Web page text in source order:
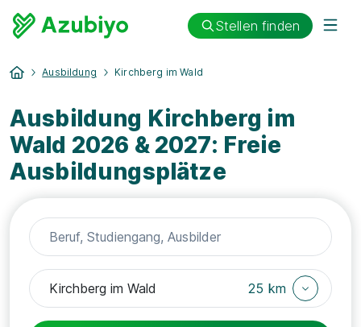
Stellen finden
Ausbildung Kirchberg im Wald
Ausbildung Kirchberg im
Wald 2026 & 2027: Freie
Ausbildungsplätze
25 km